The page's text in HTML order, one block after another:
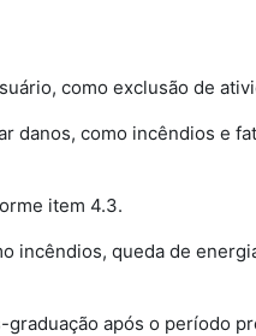
como exclusão de
danos, como incêndios e
item 4.3.
incêndios, queda de
após o período